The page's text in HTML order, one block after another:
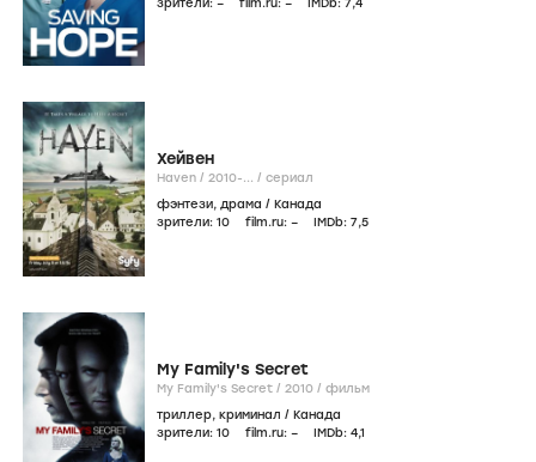
Хейвен
Haven / 2010-... / сериал
фэнтези, драма / Канада
зрители: 10 film.ru: – IMDb: 7,5
My Family's Secret
My Family's Secret / 2010 / фильм
триллер, криминал / Канада
зрители: 10 film.ru: – IMDb: 4,1